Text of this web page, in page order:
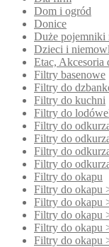
Dom i ogród
Donice
Duże pojemniki
Dzieci i
Etac, Akcesoria
Filtry basenowe
Filtry do
Filtry do kuchni
Filtry do
Filtry do
Filtry do
Filtry do
Filtry do
Filtry do okapu
Filtry do okapu
Filtry do okapu
Filtry do okapu
Filtry do okapu
Filtry do okapu